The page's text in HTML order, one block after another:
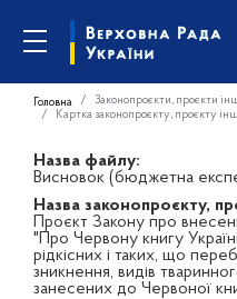
Головна Законопроєкти, проєкти
Картка законопроєкту, проєкту
Назва файлу:
Висновок (бюджетна
Назва законопроєкту,
Проєкт Закону про
"Про Червону книгу
рідкісних і таких, що
зникнення, видів
занесених до Червоної